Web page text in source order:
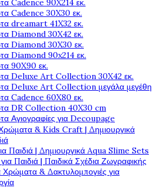
Cadence 90X214 εκ.
Cadence 30X30 εκ.
dreamart 41X32 εκ.
Diamond 30X42 εκ.
Diamond 30X30 εκ.
Diamond 90x214 εκ.
90X90 εκ.
Deluxe Art Collection 30X42 εκ.
Deluxe Art Collection μεγάλα μεγέθη
Cadence 60X80 εκ.
DR Collection 40X30 cm
Αγιογραφίες για Decoupage
& Kids Craft | Δημιουργικά
Παιδιά | Δημιουργικά Aqua Slime Sets
Παιδιά | Παιδικά Σχέδια Ζωγραφικής
Χρώματα & Δακτυλομπογιές για